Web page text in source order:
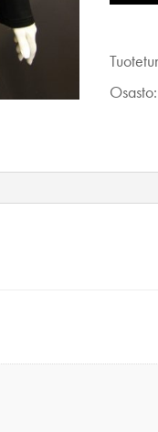
Osasto: